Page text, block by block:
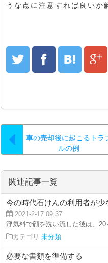
うな点に注意すれば良いか
車の売却後に起こるトラ
ルの例
関連記事一覧
今の時代石けんの利用者が
2021-2-17 09:37
浮気料で顔を洗い流した後は、
カテゴリ 未分類
必要な書類を準備する